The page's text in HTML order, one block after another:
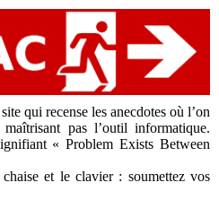
qui recense les anecdotes où l’on
pas l’outil informatique.
« Problem Exists Between
et le clavier : soumettez vos